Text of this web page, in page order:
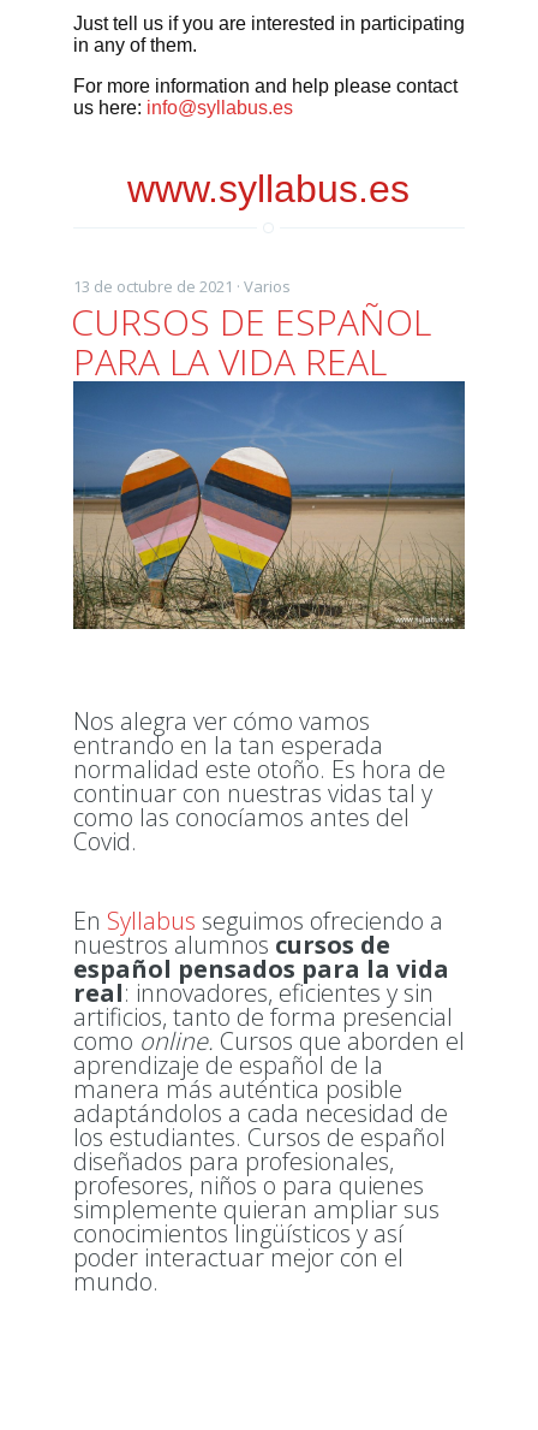
Just tell us if you are interested in participating
in any of them.
For more information and help pleasecontact
us here: info@syllabus.es
www.syllabus.es
13 de octubre de 2021 · Varios
CURSOS DE ESPAÑOL
PARA LA VIDA REAL
Nos alegra ver cómo vamos
entrando en la tan esperada
normalidad este otoño. Es hora de
continuar con nuestras vidas tal y
como las conocíamos antes del
Covid.
En Syllabus seguimos ofreciendo a
nuestros alumnos cursos de
español pensados para la vida
real: innovadores, eficientes y sin
artificios, tanto de forma presencial
como online. Cursos que aborden el
aprendizaje de español de la
manera más auténtica posible
adaptándolos a cada necesidad de
los estudiantes. Cursos de español
diseñados para profesionales,
profesores, niños o para quienes
simplemente quieran ampliar sus
conocimientos lingüísticos y así
poder interactuar mejor con el
mundo.